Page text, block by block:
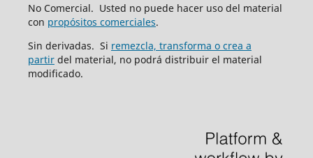
No Comercial. Usted no puede hacer uso del material
con propósitos comerciales.
Sin derivadas. Si remezcla, transforma o crea a
partirdel material, no podrá distribuir el material
modificado.